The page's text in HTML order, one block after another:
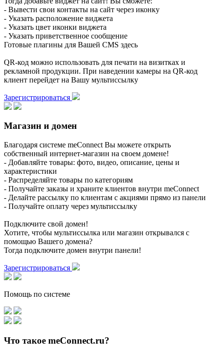
- Вывести свои контакты на сайт через иконку
- Указать расположение виджета
- Указать цвет иконки виджета
- Указать приветственное сообщение
Готовые плагины для Вашей CMS здесь
QR-код можно использовать для печати на визитках и
рекламной продукции. При наведении камеры на QR-код
клиент перейдет на Вашу мультиссылку
Зарегистрироваться
Магазин и домен
Благодаря системе meConnect Вы можете открыть
собственный интернет-магазин на своем домене!
- Добавляйте товары: фото, видео, описание, цены и
характеристики
- Распределяйте товары по категориям
- Получайте заказы и храните клиентов внутри meConnect
- Делайте рассылку по клиентам с акциями прямо из панели
- Получайте оплату через мультиссылку
Подключите свой домен!
Хотите, чтобы мультиссылка или магазин открывался с
помощью Вашего домена?
Тогда подключите домен внутри панели!
Зарегистрироваться
Помощь по системе
Что такое meConnect.ru?